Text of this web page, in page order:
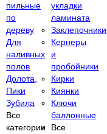
пильные
по
дереву
Для
наливных
полов
Долота,
Пики
Зубила
Все
категории
укладки
ламината
Заклепочники
Кернеры
и
пробойники
Кирки
Киянки
Ключи
баллонные
Все